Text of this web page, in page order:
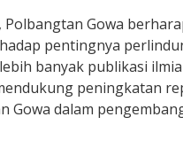
Gowa
pentingnya
banyak publikasi
peningkatan
Gowa dalam